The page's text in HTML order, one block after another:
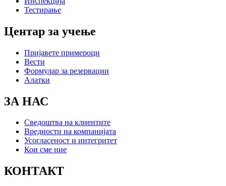
Тестирање
Центар за учење
Пријавете примероци
Вести
Формулар за резервации
Алатки
ЗА НАС
Сведоштва на клиентите
Вредности на компанијата
Усогласеност и интегритет
Кои сме ние
КОНТАКТ